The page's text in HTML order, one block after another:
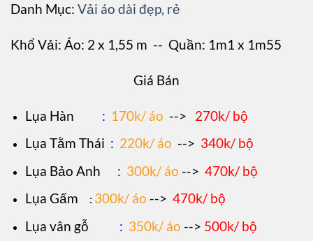
Danh Mục: Vải áo dài đẹp, rẻ
Khổ Vải: Áo: 2 x 1,55 m -- Quần: 1m1 x 1m55
Giá Bán
Lụa Hàn : 170k/ áo --> 270k/ bộ
Lụa Tằm Thái : 220k/ áo --> 340k/ bộ
Lụa Bảo Anh
: 300k/ áo --> 470k/ bộ
Lụa Gấm
: 300k/ áo --> 470k/ bộ
Lụa vân gỗ : 350k/ áo --> 500k/ bộ